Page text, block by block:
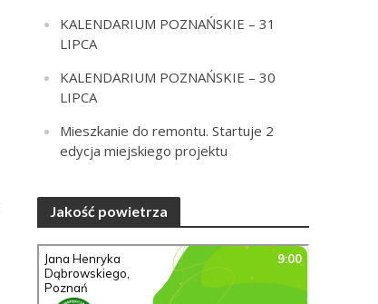
KALENDARIUM POZNAŃSKIE – 31
LIPCA
KALENDARIUM POZNAŃSKIE – 30
LIPCA
Mieszkanie do remontu. Startuje 2
edycja miejskiego projektu
Jakość powietrza